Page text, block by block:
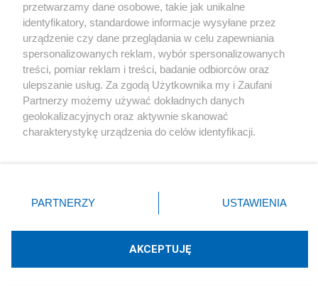
Kultura
X Facebook Instagram Youtube
Technologię dostarcza:W3media.pl
przetwarzamy dane osobowe, takie jak unikalne
identyfikatory, standardowe informacje wysyłane przez
urządzenie czy dane przeglądania w celu zapewniania
spersonalizowanych reklam, wybór spersonalizowanych
treści, pomiar reklam i treści, badanie odbiorców oraz
ulepszanie usług. Za zgodą Użytkownika my i Zaufani
Partnerzy możemy używać dokładnych danych
geolokalizacyjnych oraz aktywnie skanować
charakterystykę urządzenia do celów identyfikacji.
zmienić/wycofać klikając przycisk ustawień prywatności
znajdujący się w lewym dolnym rogu strony
rodzaje przetwarzania danych nie wymagają zgody
użytkownika, ale masz prawo sprzeciwić się takiemu
PARTNERZY USTAWIENIA
AKCEPTUJĘ